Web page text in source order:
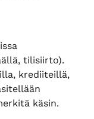
tilisiirto).
krediiteillä,
käsin.